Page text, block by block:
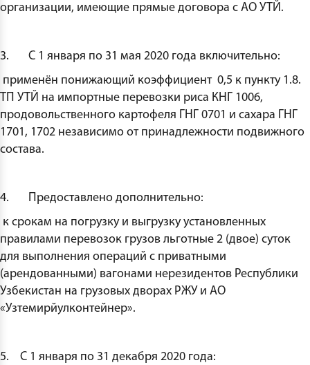
организации, имеющие прямые договора с АО УТЙ.
3. С 1 января по 31 мая 2020 года включительно:
применён понижающий коэффициент 0,5 к пункту 1.8.
ТП УТЙ на импортные перевозки риса КНГ 1006,
продовольственного картофеля ГНГ 0701 и сахара ГНГ
1701, 1702 независимо от принадлежности подвижного
состава.
4. Предоставлено дополнительно:
к срокам на погрузку и выгрузку установленных
правилами перевозок грузов льготные 2 (двое) суток
для выполнения операций с приватными
(арендованными) вагонами нерезидентов Республики
Узбекистан на грузовых дворах РЖУ и АО
«Узтемирйулконтейнер».
5. С 1 января по 31 декабря 2020 года: